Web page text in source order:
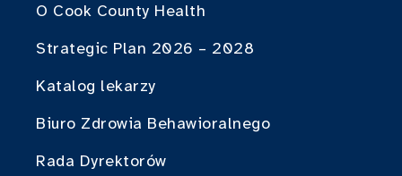
O Cook County Health
Strategic Plan 2026 – 2028
Katalog lekarzy
Biuro Zdrowia Behawioralnego
Rada Dyrektorów